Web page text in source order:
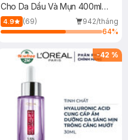
Cho Da Dầu Và Mụn 400ml
(Mới)
4.9 (69)
942/tháng
64%
-42 %